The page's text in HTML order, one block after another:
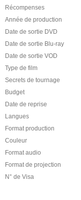
Récompenses
Année de production
Date de sortie DVD
Date de sortie Blu-ray
Date de sortie VOD
Type de film
Secrets de tournage
Budget
Date de reprise
Langues
Format production
Couleur
Format audio
Format de projection
N° de Visa